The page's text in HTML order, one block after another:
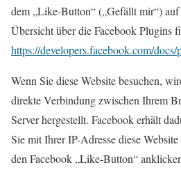
dem „Like-Button“ („Gefällt mir“)
Übersicht über die Facebook Plugins
https://developers.facebook.com/
Wenn Sie diese Website besuchen,
direkte Verbindung zwischen Ihrem
Server hergestellt. Facebook erhält
Sie mit Ihrer IP-Adresse diese
den Facebook „Like-Button“